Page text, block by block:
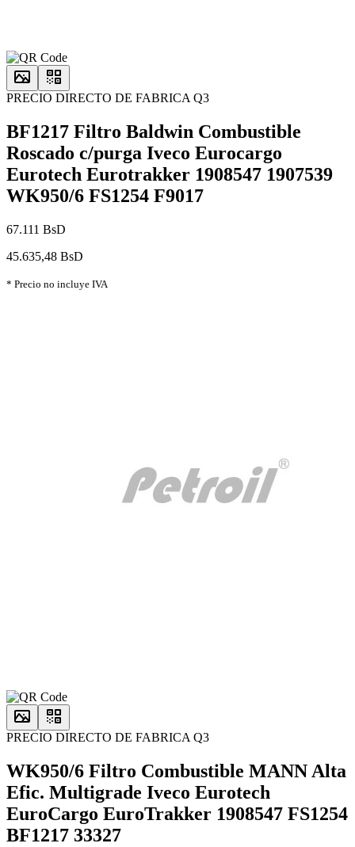
PRECIO DIRECTO DE FABRICA Q3
BF1217 Filtro Baldwin Combustible
Roscado c/purga Iveco Eurocargo
Eurotech Eurotrakker 1908547 1907539
WK950/6 FS1254 F9017
67.111 BsD
45.635,48 BsD
* Precio no incluye IVA
PRECIO DIRECTO DE FABRICA Q3
WK950/6 Filtro Combustible MANN Alta
Efic. Multigrade Iveco Eurotech
EuroCargo EuroTrakker 1908547 FS1254
BF1217 33327